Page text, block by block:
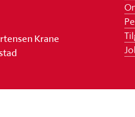
Krane